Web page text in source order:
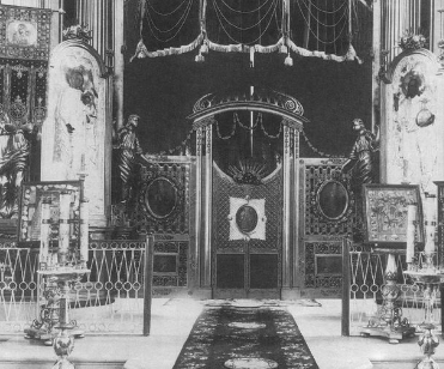
Наследники Галерея
Главная Галерея Храмы-мученики Архангельска
Свято-Троицкий